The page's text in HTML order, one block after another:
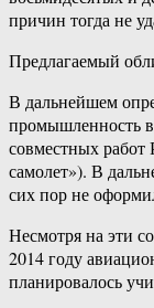
причин тогда не
Предлагаемый
В дальнейшем
промышленность
совместных
самолет»). В
сих пор не
Несмотря на эти
2014 году
планировалось